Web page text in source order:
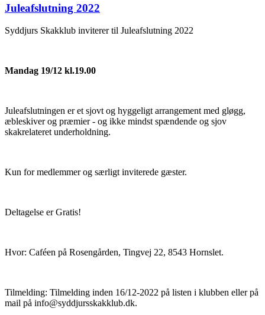
Juleafslutning 2022
Syddjurs Skakklub inviterer til Juleafslutning 2022
Mandag 19/12 kl.19.00
Juleafslutningen er et sjovt og hyggeligt arrangement med gløgg,
æbleskiver og præmier - og ikke mindst spændende og sjov
skakrelateret underholdning.
Kun for medlemmer og særligt inviterede gæster.
Deltagelse er Gratis!
Hvor: Caféen på Rosengården, Tingvej 22, 8543 Hornslet.
Tilmelding: Tilmelding inden 16/12-2022 på listen i klubben eller på
mail på info@syddjursskakklub.dk.